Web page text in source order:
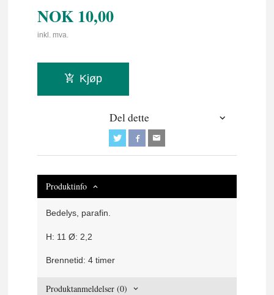
NOK 10,00
inkl. mva.
Kjøp
Del dette
Produktinfo
Bedelys, parafin.
H: 11 Ø: 2,2
Brennetid: 4 timer
Produktanmeldelser (0)